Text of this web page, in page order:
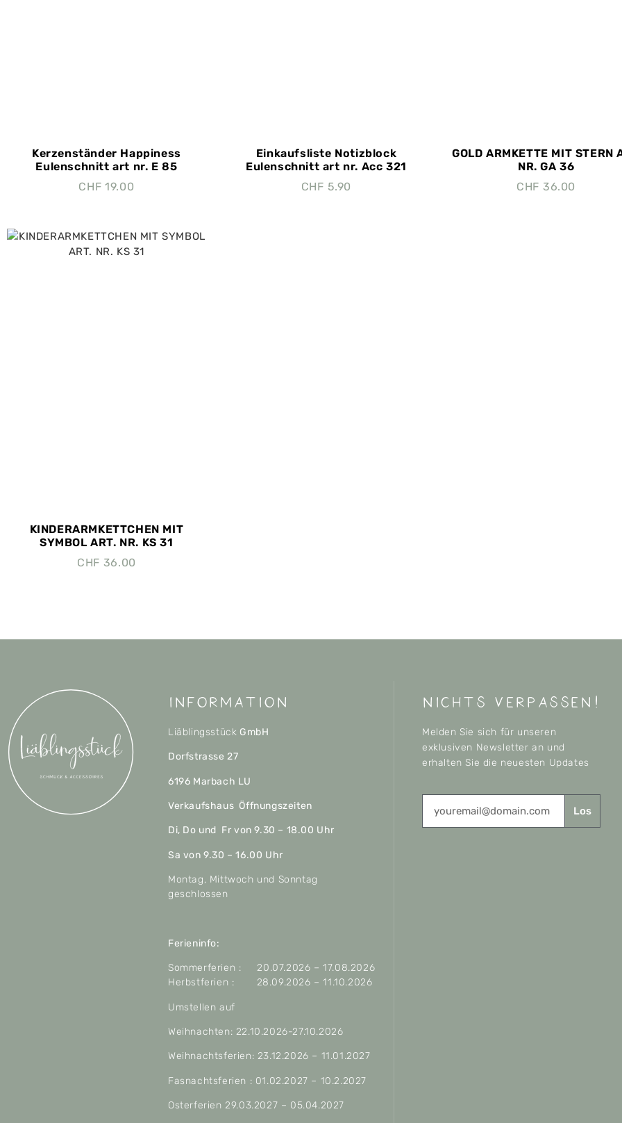
Kerzenständer Happiness
Eulenschnitt art nr. E 85
CHF 19.00
Einkaufsliste Notizblock
Eulenschnitt art nr. Acc 321
CHF 5.90
GOLD ARMKETTE MIT STERN
NR. GA 36
CHF 36.00
KINDERARMKETTCHEN MIT
SYMBOL ART. NR. KS 31
CHF 36.00
Information
Liäblingsstück GmbH
Dorfstrasse 27
6196 Marbach LU
Verkaufshaus Öffnungszeiten
Di, Do und Fr von 9.30 – 18.00 Uhr
Sa von 9.30 – 16.00 Uhr
Montag, Mittwoch und Sonntag
geschlossen
Ferieninfo:
Sommerferien : 20.07.2026 – 17.08.2026
Herbstferien : 28.09.2026 – 11.10.2026
Umstellen auf
Weihnachten: 22.10.2026-27.10.2026
Weihnachtsferien: 23.12.2026 – 11.01.2027
Fasnachtsferien : 01.02.2027 – 10.2.2027
Osterferien 29.03.2027 – 05.04.2027
nichts verpassen!
Melden Sie sich für unseren
exklusiven Newsletter an und
erhalten Sie die neuesten Updates
Los